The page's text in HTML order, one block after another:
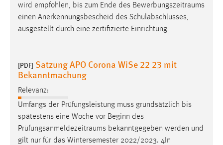
wird empfohlen, bis zum Ende des Bewerbungszeitraums
einen Anerkennungsbescheid des Schulabschlusses,
ausgestellt durch eine zertifizierte Einrichtung
[PDF] Satzung APO Corona WiSe 22 23 mit
Bekanntmachung
Relevanz:
Umfangs der Prüfungsleistung muss grundsätzlich bis
spätestens eine Woche vor Beginn des
Prüfungsanmeldezeitraums bekanntgegeben werden und
gilt nur für das Wintersemester 2022/2023. 4In